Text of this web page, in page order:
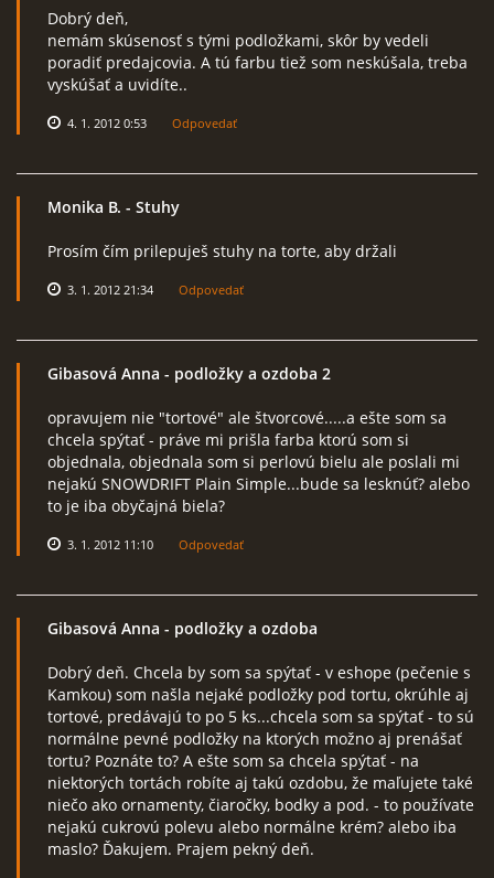
Dobrý deň,
nemám skúsenosť s tými podložkami, skôr by vedeli
poradiť predajcovia. A tú farbu tiež som neskúšala, treba
vyskúšať a uvidíte..
4. 1. 2012 0:53 Odpovedať
Monika B. - Stuhy
Prosím čím prilepuješ stuhy na torte, aby držali
3. 1. 2012 21:34 Odpovedať
Gibasová Anna - podložky a ozdoba 2
opravujem nie "tortové" ale štvorcové.....a ešte som sa
chcela spýtať - práve mi prišla farba ktorú som si
objednala, objednala som si perlovú bielu ale poslali mi
nejakú SNOWDRIFT Plain Simple...bude sa lesknúť? alebo
to je iba obyčajná biela?
3. 1. 2012 11:10 Odpovedať
Gibasová Anna - podložky a ozdoba
Dobrý deň. Chcela by som sa spýtať - v eshope (pečenie s
Kamkou) som našla nejaké podložky pod tortu, okrúhle aj
tortové, predávajú to po 5 ks...chcela som sa spýtať - to sú
normálne pevné podložky na ktorých možno aj prenášať
tortu? Poznáte to? A ešte som sa chcela spýtať - na
niektorých tortách robíte aj takú ozdobu, že maľujete také
niečo ako ornamenty, čiaročky, bodky a pod. - to používate
nejakú cukrovú polevu alebo normálne krém? alebo iba
maslo? Ďakujem. Prajem pekný deň.